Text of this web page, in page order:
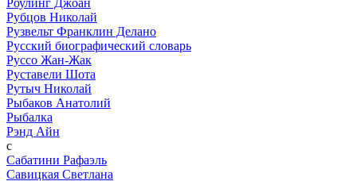
Роулинг Джоан
Рубцов Николай
Рузвельт Франклин Делано
Русский биографический словарь
Руссо Жан-Жак
Руставели Шота
Рутыч Николай
Рыбаков Анатолий
Рыбалка
Рэнд Айн
с
Сабатини Рафаэль
Савицкая Светлана